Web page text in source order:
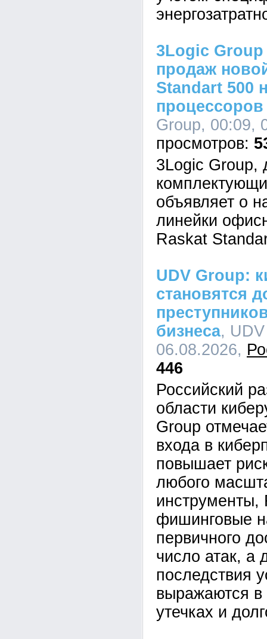
3Logic Group
продаж
Standart 500
Group, 00:09,
3Logic Group,
объявляет о
линейки
Raskat
UDV Group:
становятся
бизнеса,
06.08.2026,
446
Российский
области
Group
входа в
повышает
любого
фишинговые
первичного
число атак, а
последствия
выражаются в
утечках и